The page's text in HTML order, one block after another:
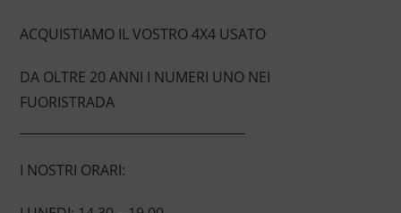
ACQUISTIAMO IL VOSTRO 4X4 USATO
DA OLTRE 20 ANNI I NUMERI UNO NEI
FUORISTRADA
I NOSTRI ORARI: